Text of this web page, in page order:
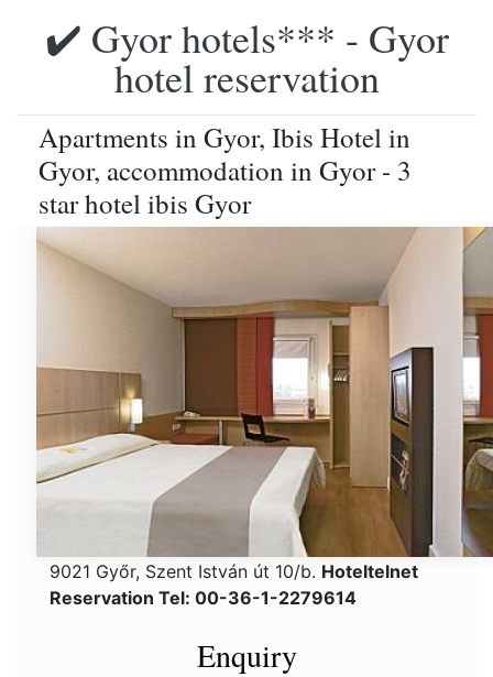
✔️ Gyor hotels*** - Gyor
hotel reservation
Apartments in Gyor, Ibis Hotel in
Gyor, accommodation in Gyor - 3
star hotel ibis Gyor
9021 Győr, Szent István út 10/b. Hoteltelnet
Reservation Tel: 00-36-1-2279614
Enquiry